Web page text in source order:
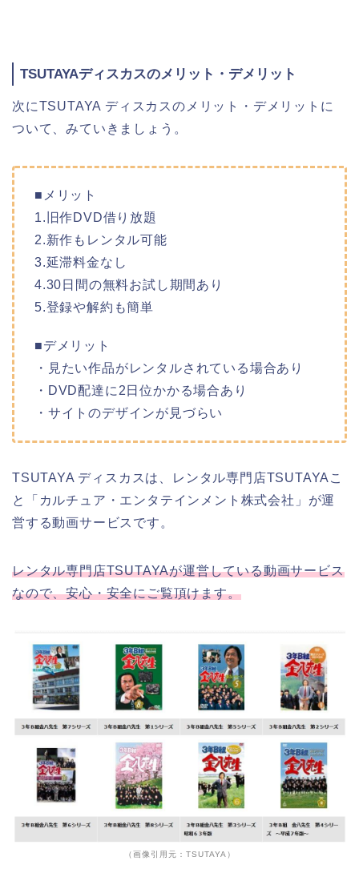
TSUTAYAディスカスのメリット・デメリット
次にTSUTAYA ディスカスのメリット・デメリットに
ついて、みていきましょう。
■メリット
1.旧作DVD借り放題
2.新作もレンタル可能
3.延滞料金なし
4.30日間の無料お試し期間あり
5.登録や解約も簡単
■デメリット
・見たい作品がレンタルされている場合あり
・DVD配達に2日位かかる場合あり
・サイトのデザインが見づらい
TSUTAYA ディスカスは、レンタル専門店TSUTAYAこ
と「カルチュア・エンタテインメント株式会社」が運
営する動画サービスです。
レンタル専門店TSUTAYAが運営している動画サービス
なので、安心・安全にご覧頂けます。
（画像引用元：TSUTAYA）